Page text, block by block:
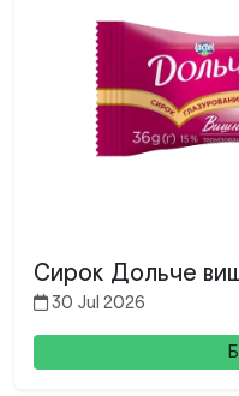
Сирок Дольче
30 Jul 2026